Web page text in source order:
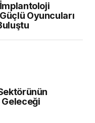
Oyuncuları
Geleceği